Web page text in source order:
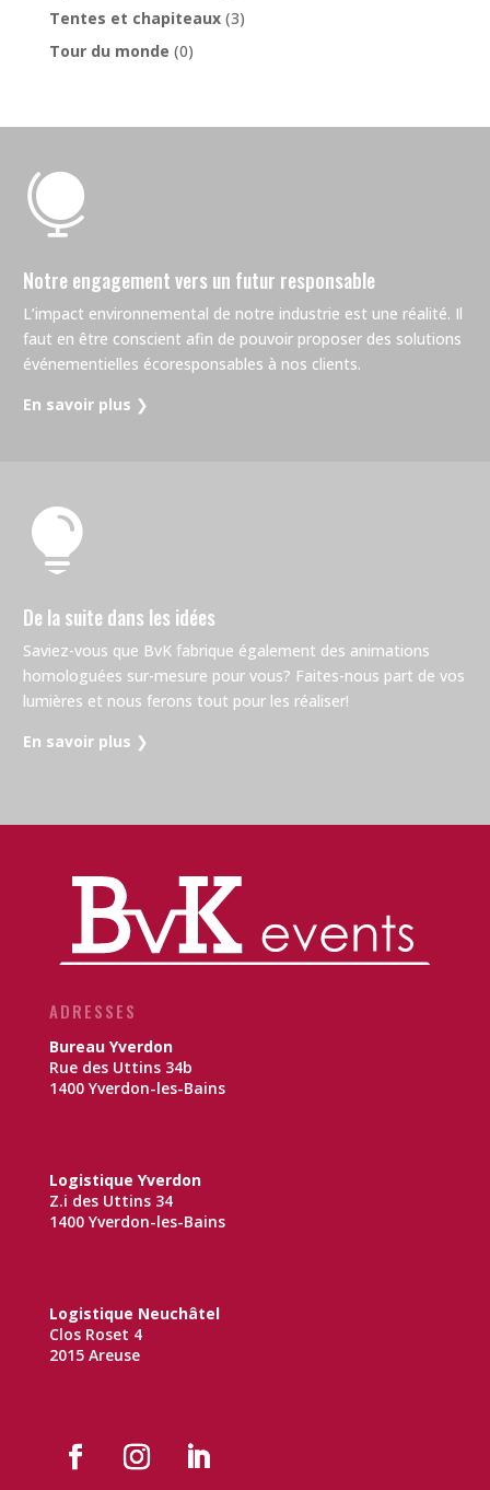
Tentes et chapiteaux (3)
Tour du monde (0)

Notre engagement vers un futur responsable
L’impact environnemental de notre industrie est une réalité. Il
faut en être conscient afin de pouvoir proposer des solutions
événementielles écoresponsables à nos clients.
En savoir plus ❯

De la suite dans les idées
Saviez-vous que BvK fabrique également des animations
homologuées sur-mesure pour vous? Faites-nous part de vos
lumières et nous ferons tout pour les réaliser!
En savoir plus ❯
ADRESSES
Bureau Yverdon
Rue des Uttins 34b
1400 Yverdon-les-Bains
Logistique Yverdon
Z.i des Uttins 34
1400 Yverdon-les-Bains
Logistique Neuchâtel
Clos Roset 4
2015 Areuse